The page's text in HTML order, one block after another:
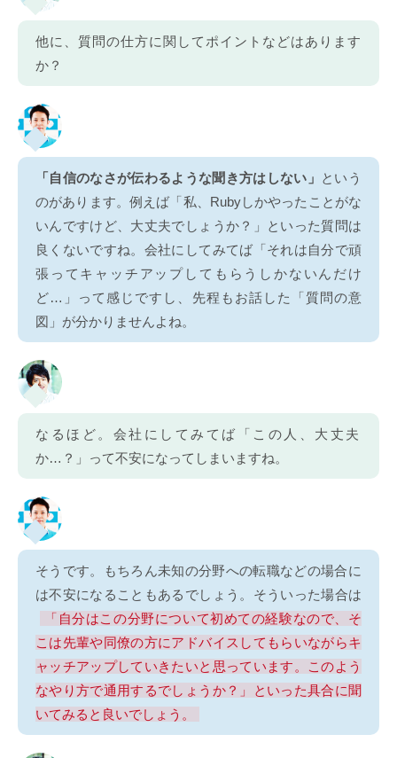
他に、質問の仕方に関してポイントなどはあります
か？
「自信のなさが伝わるような聞き方はしない」 という
のがあります。例えば「私、Rubyしかやったことがな
いんですけど、大丈夫でしょうか？」といった質問は
良くないですね。会社にしてみてば「それは自分で頑
張ってキャッチアップしてもらうしかないんだけ
ど…」って感じですし、先程もお話した「質問の意
図」が分かりませんよね。
なるほど。会社にしてみてば「この人、大丈夫
か…？」って不安になってしまいますね。
そうです。もちろん未知の分野への転職などの場合に
は不安になることもあるでしょう。そういった場合は
「自分はこの分野について初めての経験なので、そ
こは先輩や同僚の方にアドバイスしてもらいながらキ
ャッチアップしていきたいと思っています。このよう
なやり方で通用するでしょうか？」といった具合に聞
いてみると良いでしょう。